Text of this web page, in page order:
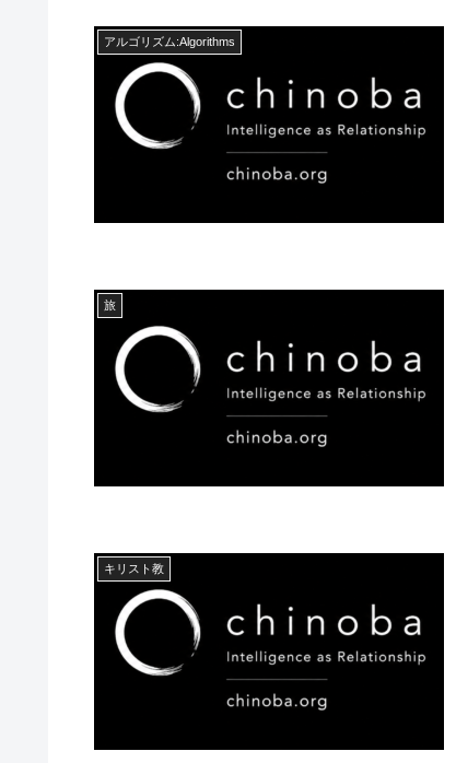
アルゴリズム:Algorithms
旅
キリスト教